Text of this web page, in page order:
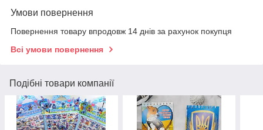
Умови повернення
Повернення товару впродовж 14 днів за рахунок покупця
Всі умови повернення
Подібні товари компанії